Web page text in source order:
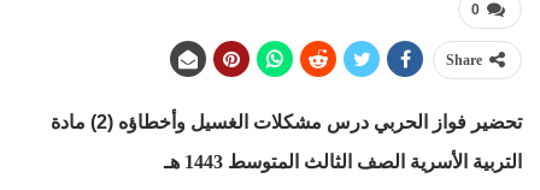
0
Share
تحضير فواز الحربي درس مشكلات الغسيل وأخطاؤه (2)
مادة
التربية الأسرية الصف الثالث المتوسط 1443 هـ